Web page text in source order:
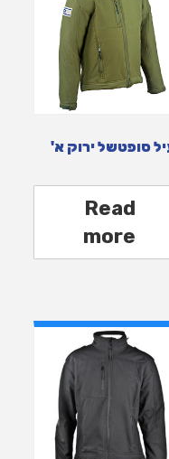
סופטשל ירוק א'
Read
more